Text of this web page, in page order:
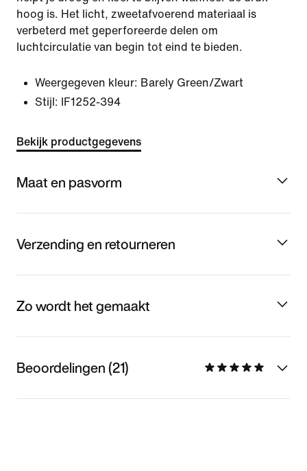
hoog is. Het licht, zweetafvoerend materiaal is
verbeterd met geperforeerde delen om
luchtcirculatie van begin tot eind te bieden.
Weergegeven kleur: Barely Green/Zwart
Stijl:
IF1252-394
Bekijk productgegevens
Maat en pasvorm
Verzending en retourneren
Zo wordt het gemaakt
Beoordelingen (21)